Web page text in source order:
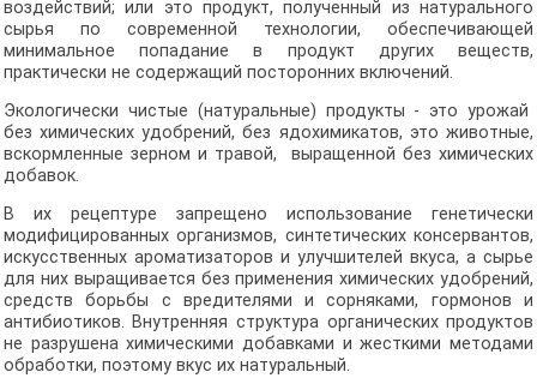
воздействий; или это продукт, полученный из натурального
сырья по современной технологии, обеспечивающей
минимальное попадание в продукт других веществ,
практически не содержащий посторонних включений.
Экологически чистые (натуральные) продукты - это урожай
без химических удобрений, без ядохимикатов, это животные,
вскормленные зерном и травой, выращенной без химических
добавок.
В их рецептуре запрещено использование генетически
модифицированных организмов, синтетических консервантов,
искусственных ароматизаторов и улучшителей вкуса, а сырье
для них выращивается без применения химических удобрений,
средств борьбы с вредителями и сорняками, гормонов и
антибиотиков. Внутренняя структура органических продуктов
не разрушена химическими добавками и жесткими методами
обработки, поэтому вкус их натуральный.